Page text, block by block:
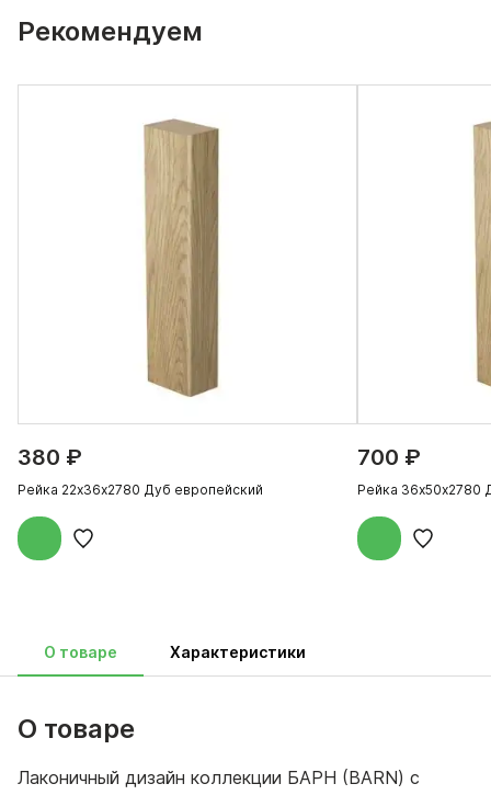
Рекомендуем
380 ₽
Рейка 22х36х2780 Дуб европейский
700 ₽
Рейка 36х50х2780
О товаре Характеристики
О товаре
Лаконичный дизайн коллекции БАРН (BARN) с